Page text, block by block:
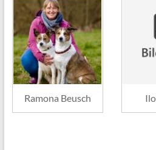
Ramona Beusch